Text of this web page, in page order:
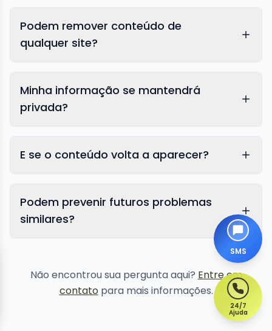
Podem remover conteúdo de
qualquer site?
Minha informação se mantendrá
privada?
E se o conteúdo volta a aparecer?
Podem prevenir futuros problemas
similares?
Não encontrou sua pergunta aqui? Entre em
contato para mais informações.
24/7
Ajuda
SMS